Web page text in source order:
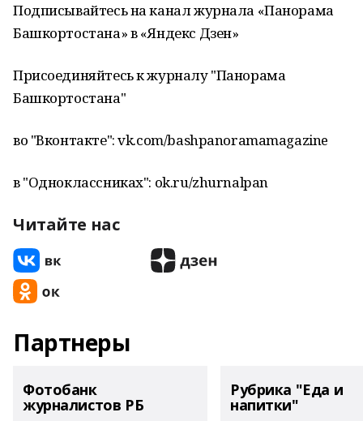
Подписывайтесь на канал журнала «Панорама
Башкортостана» в «Яндекс Дзен»
Присоединяйтесь к журналу "Панорама
Башкортостана"
во "Вконтакте": vk.com/bashpanoramamagazine
в "Одноклассниках": ok.ru/zhurnalpan
Читайте нас
Партнеры
Фотобанк
журналистов РБ
Рубрика "Еда и
напитки"